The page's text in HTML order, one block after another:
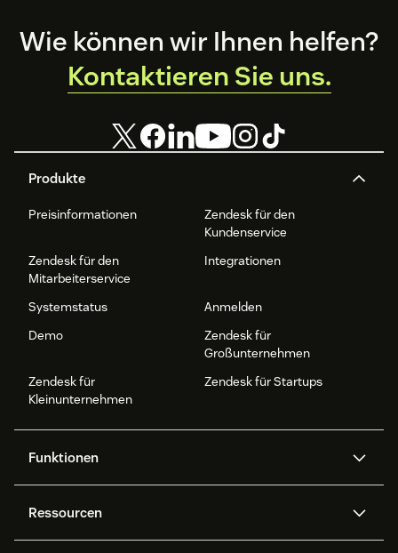
Footer
Produkte
Preisinformationen
Zendesk für den
Kundenservice
Zendesk für den
Mitarbeiterservice
Integrationen
Systemstatus
Anmelden
Demo
Zendesk für
Großunternehmen
Zendesk für
Kleinunternehmen
Zendesk für Startups
Funktionen
Zendesk-KI
Ressourcen
Wie können wir Ihnen helfen?
Kontaktieren Sie uns.